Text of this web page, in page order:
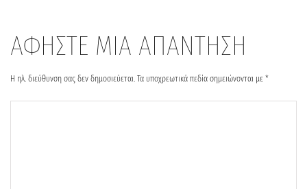
ΑΦΗΣΤΕ ΜΙΑ ΑΠΑΝΤΗΣΗ
Η ηλ. διεύθυνση σας δεν δημοσιεύεται. Τα υποχρεωτικά πεδία σημειώνονται με *